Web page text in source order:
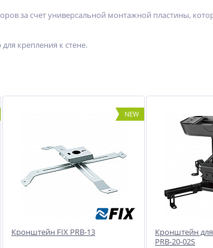
за счет универсальной монтажной пластины,
крепления к стене.
NEW
Кронштейн FIX PRB-13
Кронштейн
PRB-20-02S